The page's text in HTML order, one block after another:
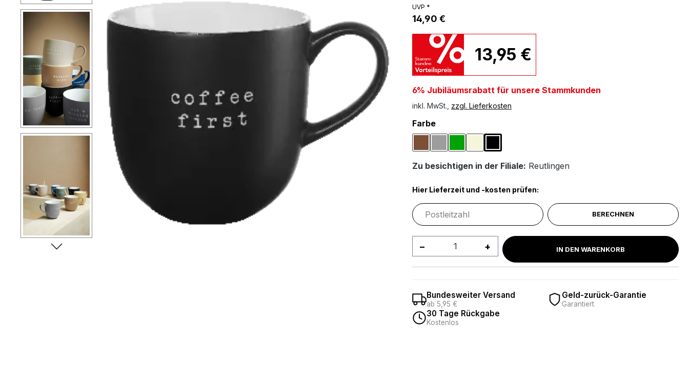
UVP *
14,90 €
13,95 €
6% Jubiläumsrabatt für unsere Stammkunden
inkl. MwSt., zzgl. Lieferkosten
Farbeauswählen
BraunGrauGrünNaturfarben
Schwarz
Zu besichtigen in der Filiale: Reutlingen
Hier Lieferzeit und -kosten prüfen:
BERECHNEN
Produkt Anzahl: Gib den gewünschten Wert
IN DEN WARENKORB
Bundesweiter Versand
ab 5,95 €
Geld-zurück-Garantie
Garantiert
30 Tage Rückgabe
Kostenlos